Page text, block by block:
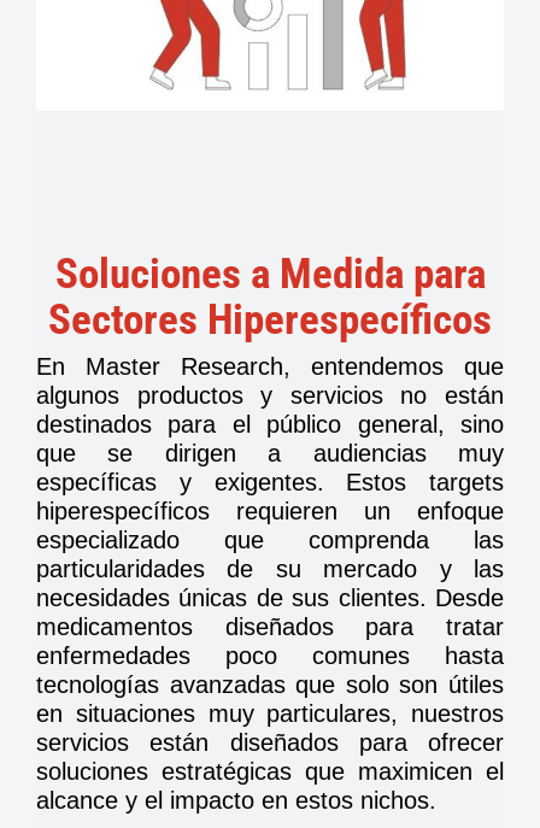
Soluciones a Medida para
Sectores Hiperespecíficos
En Master Research, entendemos que
algunos productos y servicios no están
destinados para el público general, sino
que se dirigen a audiencias muy
específicas y exigentes. Estos targets
hiperespecíficos requieren un enfoque
especializado que comprenda las
particularidades de su mercado y las
necesidades únicas de sus clientes. Desde
medicamentos diseñados para tratar
enfermedades poco comunes hasta
tecnologías avanzadas que solo son útiles
en situaciones muy particulares, nuestros
servicios están diseñados para ofrecer
soluciones estratégicas que maximicen el
alcance y el impacto en estos nichos.